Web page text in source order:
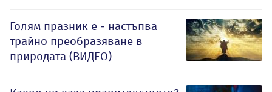
Голям празник е - настъпва
трайно преобразяване в
природата (ВИДЕО)